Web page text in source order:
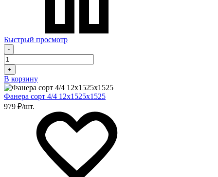
Быстрый просмотр
-
+
В корзину
Фанера сорт 4/4 12х1525х1525
979 ₽/шт.